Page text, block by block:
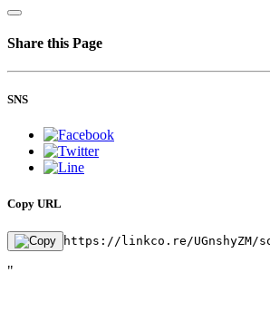
Share this Page
SNS
Copy URL
https://linkco.re/UGnshyZM/
"